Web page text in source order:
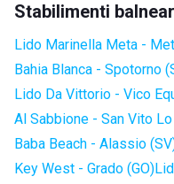
Stabilimenti
Lido Marinella Meta -
Bahia Blanca - Spotorno
Lido Da Vittorio - Vico
Al Sabbione - San Vito
Baba Beach - Alassio
Key West - Grado (GO)